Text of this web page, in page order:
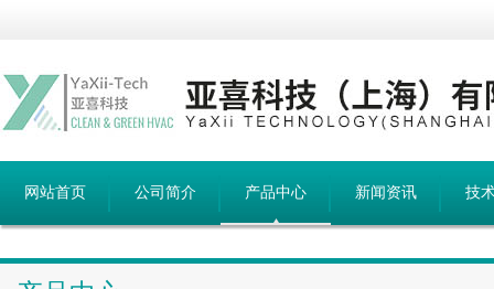
网站首页 公司简介 产品中心 新闻资讯 技